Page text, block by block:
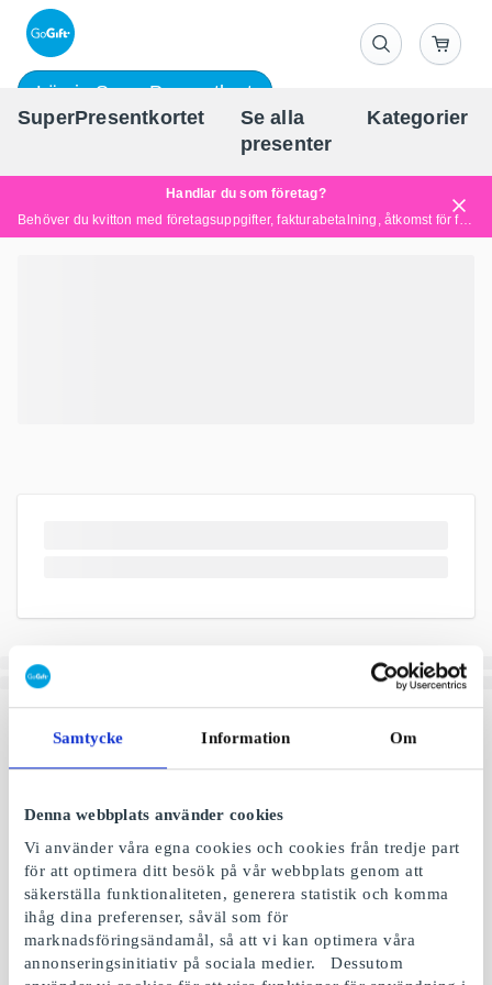
Samtycke Information Om
Denna webbplats använder cookies
Vi använder våra egna cookies och cookies från tredje part
för att optimera ditt besök på vår webbplats genom att
säkerställa funktionaliteten, generera statistik och komma
ihåg dina preferenser, såväl som för
marknadsföringsändamål, så att vi kan optimera våra
annonseringsinitiativ på sociala medier. Dessutom
Lös in SuperPresentkort
SuperPresentkortet
Se alla
presenter
Kategorier
Handlar du som företag?
Behöver du kvitton med företagsuppgifter, fakturabetalning, åtkomst för flera användare eller skräddarsydda lösningar?